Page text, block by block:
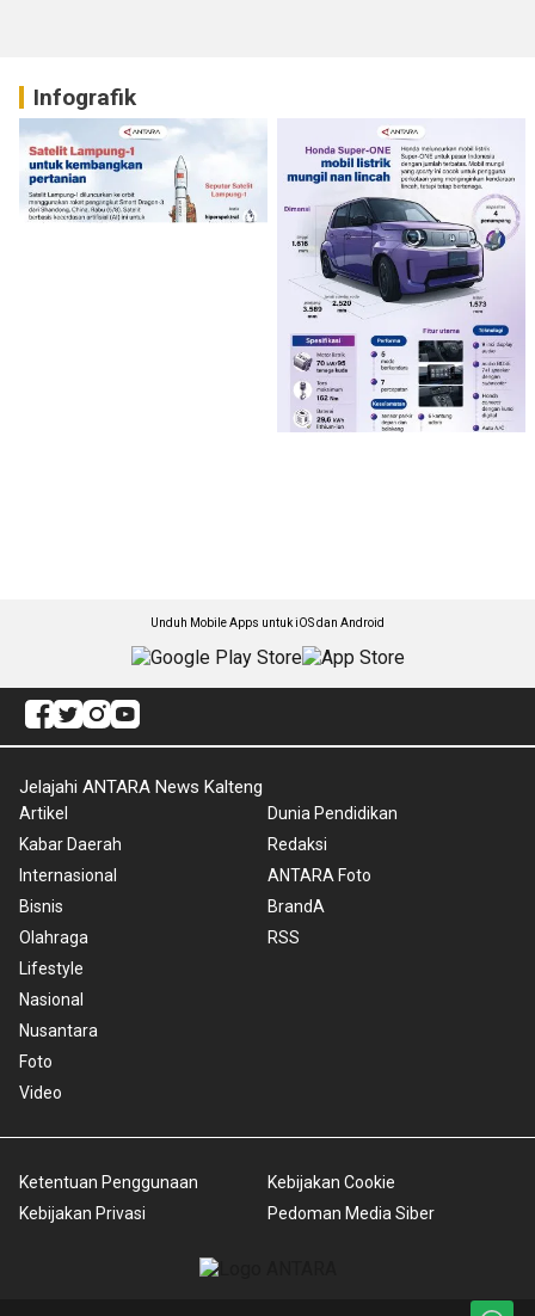
Infografik
Unduh Mobile Apps untuk iOS dan Android
Jelajahi ANTARA News Kalteng
Artikel
Kabar Daerah
Internasional
Bisnis
Olahraga
Lifestyle
Nasional
Nusantara
Foto
Video
Dunia Pendidikan
Redaksi
ANTARA Foto
BrandA
RSS
Ketentuan Penggunaan
Kebijakan Privasi
Kebijakan Cookie
Pedoman Media Siber